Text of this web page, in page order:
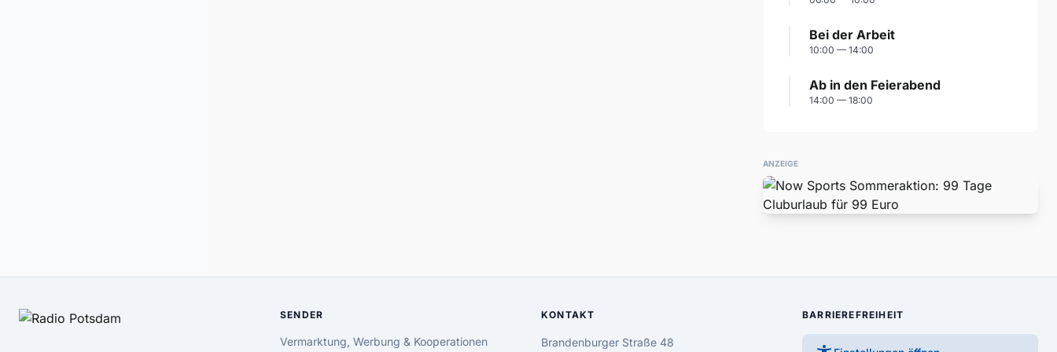
Bei der Arbeit
10:00 — 14:00
Ab in den Feierabend
14:00 — 18:00
ANZEIGE
SENDER
Vermarktung, Werbung & Kooperationen
KONTAKT
Brandenburger Straße 48
BARRIEREFREIHEIT